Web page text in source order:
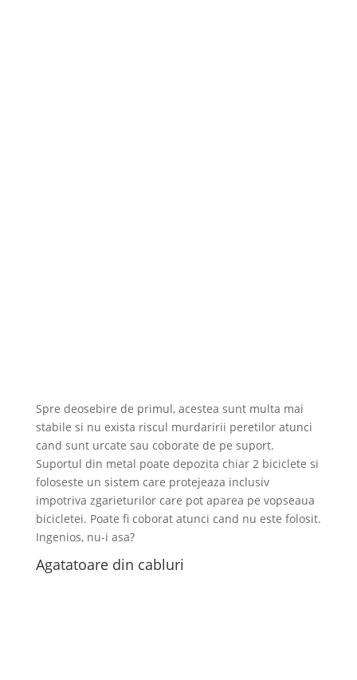
Spre deosebire de primul, acestea sunt multa mai
stabile si nu exista riscul murdaririi peretilor atunci
cand sunt urcate sau coborate de pe suport.
Suportul din metal poate depozita chiar 2 biciclete si
foloseste un sistem care protejeaza inclusiv
impotriva zgarieturilor care pot aparea pe vopseaua
bicicletei. Poate fi coborat atunci cand nu este folosit.
Ingenios, nu-i asa?
Agatatoare din cabluri